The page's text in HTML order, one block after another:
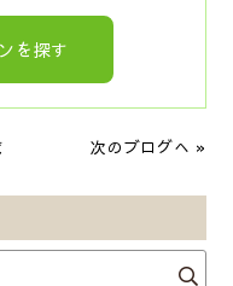
を探す
次のブログへ »